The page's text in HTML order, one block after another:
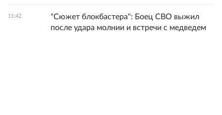
11:42
"Сюжет блокбастера": Боец СВО выжил
после удара молнии и встречи с медведем